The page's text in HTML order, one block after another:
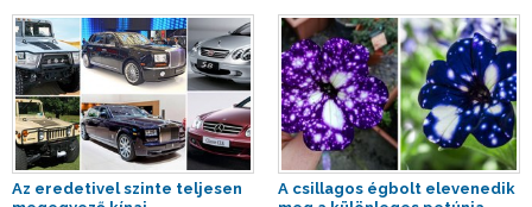
Az eredetivel szinte teljesen
A csillagos égbolt elevenedik